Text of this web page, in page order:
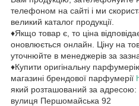
телефоном на сайті і ми
великий каталог продукції.
♦Якщо товар є, то ціна
оновлюється онлайн. Ціну на
уточнюйте в менеджерів за
♦Купити оригінальну
магазині брендової парфумерії
який розташований за адресою:
вулиця Першомайська 92